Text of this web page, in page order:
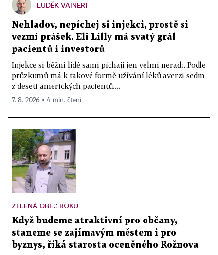
LUDĚK VAINERT
Nehladov, nepíchej si injekci, prostě si
vezmi prášek. Eli Lilly má svatý grál
pacientů i investorů
Injekce si běžní lidé sami píchají jen velmi neradi. Podle
průzkumů má k takové formě užívání léků averzi sedm
z deseti amerických pacientů....
7. 8. 2026 ▪ 4 min. čtení
ZELENÁ OBEC ROKU
Když budeme atraktivní pro občany,
staneme se zajímavým městem i pro
byznys, říká starosta oceněného Rožnova